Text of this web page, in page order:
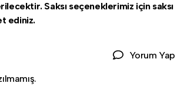
Saksı seçeneklerimiz için saksı
ediniz.
Yorum Yap